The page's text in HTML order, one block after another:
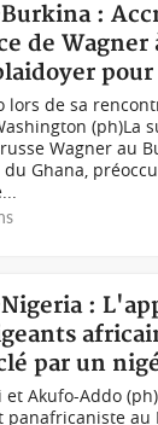
:
de
pour
lors de sa
(ph)La
Wagner au
du Ghana,
:
par un
et Akufo-Addo
panafricaniste au